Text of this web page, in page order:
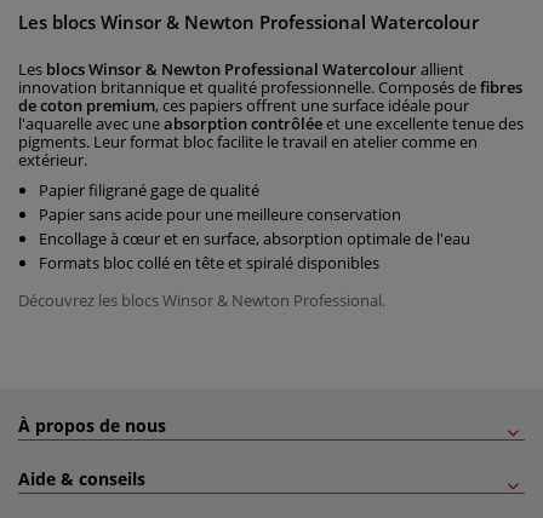
Les blocs Winsor & Newton Professional Watercolour
Les blocs Winsor & Newton Professional Watercolourallient
innovation britannique et qualité professionnelle. Composés defibres
de coton premium, ces papiers offrent une surface idéale pour
l'aquarelle avec uneabsorption contrôléeet une excellente tenue des
pigments. Leur format bloc facilite le travail en atelier comme en
extérieur.
Papier filigrané gage de qualité
Papier sans acide pour une meilleure conservation
Encollage à cœur et en surface, absorption optimale de l'eau
Formats bloc collé en tête et spiralé disponibles
Découvrez les blocs Winsor & Newton Professional.
À propos de nous
Aide & conseils